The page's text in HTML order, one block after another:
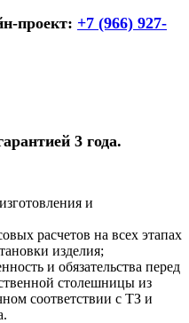
проект: +7 (966) 927-
3 года.
и
расчетов на всех этапах
изделия;
и обязательства перед
столешницы из
соответствии с ТЗ и